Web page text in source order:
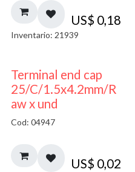
US$ 0,18
Inventario: 21939
Terminal end cap
25/C/1.5x4.2mm/R
aw x und
Cod: 04947
US$ 0,02